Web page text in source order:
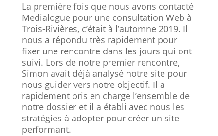
La première fois que nous avons contacté
Medialogue pour une consultation Web à
Trois-Rivières, c’était à l’automne 2019. Il
nous a répondu très rapidement pour
fixer une rencontre dans les jours qui ont
suivi. Lors de notre premier rencontre,
Simon avait déjà analysé notre site pour
nous guider vers notre objectif. Il a
rapidement pris en charge l’ensemble de
notre dossier et il a établi avec nous les
stratégies à adopter pour créer un site
performant.